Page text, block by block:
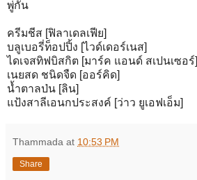
พู่กัน
ครีมชีส [ฟิลาเดลเฟีย]
บลูเบอรี่ท็อปปิ้ง [ไวด์เดอร์เนส]
ไดเจสทิฟบิสกิต [มาร์ค แอนด์ สเปนเซอร์]
เนยสด ชนิดจืด [ออร์คิด]
น้ำตาลป่น [ลิน]
แป้งสาลีเอนกประสงค์ [ว่าว ยูเอฟเอ็ม]
Thammada at 10:53 PM
Share